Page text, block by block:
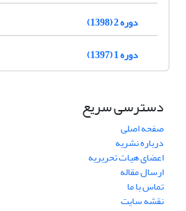
دوره 2 (1398)
دوره 1 (1397)
دسترسی سریع
صفحه اصلی
درباره نشریه
اعضای هیات تحریریه
ارسال مقاله
تماس با ما
نقشه سایت